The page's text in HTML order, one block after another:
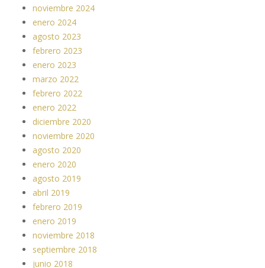
noviembre 2024
enero 2024
agosto 2023
febrero 2023
enero 2023
marzo 2022
febrero 2022
enero 2022
diciembre 2020
noviembre 2020
agosto 2020
enero 2020
agosto 2019
abril 2019
febrero 2019
enero 2019
noviembre 2018
septiembre 2018
junio 2018